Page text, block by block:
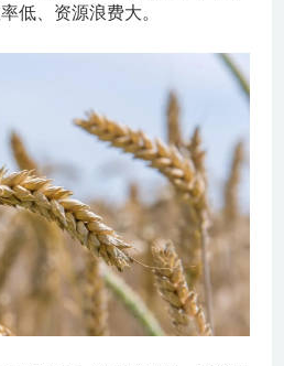
低、资源浪费大。